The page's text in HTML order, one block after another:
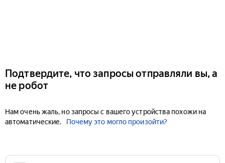
Подтвердите, что запросы отправляли вы, а
не робот
Нам очень жаль, но запросы с вашего устройства похожи на
автоматические.
Почему это могло произойти?